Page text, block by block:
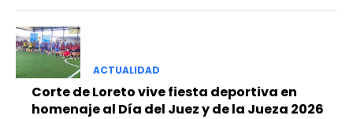
ACTUALIDAD
Corte de Loreto vive fiesta deportiva en
homenaje al Día del Juez y de la Jueza 2026